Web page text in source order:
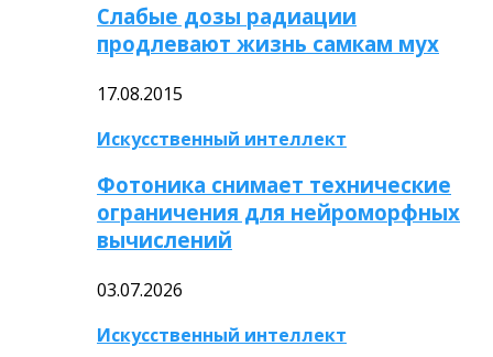
Слабые дозы радиации
продлевают жизнь самкам мух
17.08.2015
Искусственный интеллект
Фотоника снимает технические
ограничения для нейроморфных
вычислений
03.07.2026
Искусственный интеллект